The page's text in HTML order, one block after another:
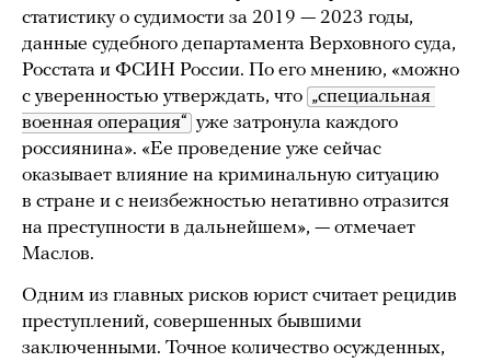
статистику о судимости за 2019 — 2023 годы,
данные судебного департамента Верховного суда,
Росстата и ФСИН России. По его мнению, «можно
с уверенностью утверждать, что „специальная
военная операция“ уже затронула каждого
россиянина». «Ее проведение уже сейчас
оказывает влияние на криминальную ситуацию
в стране и с неизбежностью негативно отразится
на преступности в дальнейшем», — отмечает
Маслов.
Одним из главных рисков юрист считает рецидив
преступлений, совершенных бывшими
заключенными. Точное количество осужденных,